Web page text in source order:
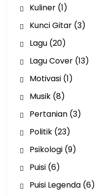
Kuliner(1)
Kunci Gitar(3)
Lagu(20)
Lagu Cover(13)
Motivasi(1)
Musik(8)
Pertanian(3)
Politik(23)
Psikologi(9)
Puisi(6)
Puisi Legenda(6)